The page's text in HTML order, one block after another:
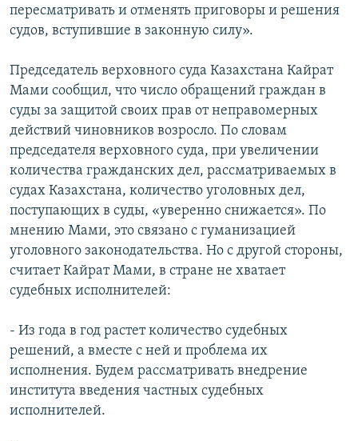
пересматривать и отменять приговоры и решения
судов, вступившие в законную силу».
Председатель верховного суда Казахстана Кайрат
Мами сообщил, что число обращений граждан в
суды за защитой своих прав от неправомерных
действий чиновников возросло. По словам
председателя верховного суда, при увеличении
количества гражданских дел, рассматриваемых в
судах Казахстана, количество уголовных дел,
поступающих в суды, «уверенно снижается». По
мнению Мами, это связано с гуманизацией
уголовного законодательства. Но с другой стороны,
считает Кайрат Мами, в стране не хватает
судебных исполнителей:
- Из года в год растет количество судебных
решений, а вместе с ней и проблема их
исполнения. Будем рассматривать внедрение
института введения частных судебных
исполнителей.